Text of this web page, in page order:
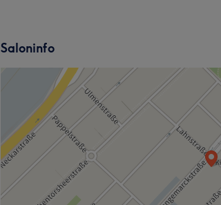
Saloninfo